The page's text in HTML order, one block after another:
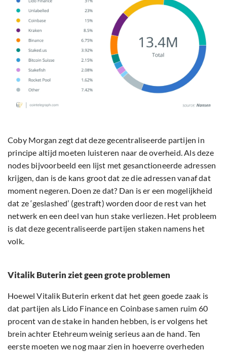
Coby Morgan zegt dat deze gecentraliseerde partijen in
principe altijd moeten luisteren naar de overheid. Als deze
nodes bijvoorbeeld een lijst met gesanctioneerde adressen
krijgen, dan is de kans groot dat ze die adressen vanaf dat
moment negeren. Doen ze dat? Dan is er een mogelijkheid
dat ze ‘geslashed’ (gestraft) worden door de rest van het
netwerk en een deel van hun stake verliezen. Het probleem
is dat deze gecentraliseerde partijen staken namens het
volk.
Vitalik Buterin ziet geen grote problemen
Hoewel Vitalik Buterin erkent dat het geen goede zaak is
dat partijen als Lido Finance en Coinbase samen ruim 60
procent van de stake in handen hebben, is er volgens het
brein achter Etehreum weinig serieus aan de hand. Ten
eerste moeten we nog maar zien in hoeverre overheden